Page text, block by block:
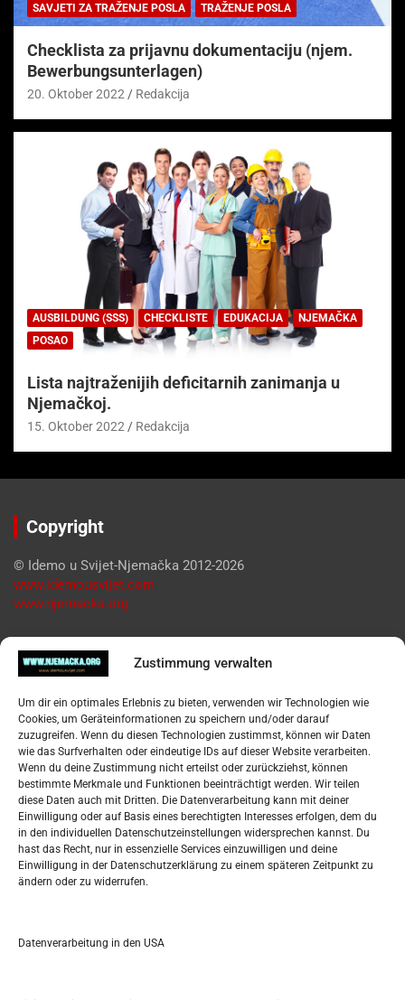
Zustimmung verwalten
Um dir ein optimales Erlebnis zu bieten, verwenden wir Technologien wie
Cookies, um Geräteinformationen zu speichern und/oder darauf
zuzugreifen. Wenn du diesen Technologien zustimmst, können wir Daten
wie das Surfverhalten oder eindeutige IDs auf dieser Website verarbeiten.
Wenn du deine Zustimmung nicht erteilst oder zurückziehst, können
bestimmte Merkmale und Funktionen beeinträchtigt werden. Wir teilen
diese Daten auch mit Dritten. Die Datenverarbeitung kann mit deiner
Einwilligung oder auf Basis eines berechtigten Interesses erfolgen, dem du
in den individuellen Datenschutzeinstellungen widersprechen kannst. Du
hast das Recht, nur in essenzielle Services einzuwilligen und deine
Einwilligung in der Datenschutzerklärung zu einem späteren Zeitpunkt zu
ändern oder zu widerrufen.
Datenverarbeitung in den USA
SAVJETI ZA TRAŽENJE POSLA
TRAŽENJE POSLA
Checklista za prijavnu dokumentaciju (njem.
Bewerbungsunterlagen)
20. Oktober 2022 Redakcija
AUSBILDUNG (SSS) CHECKLISTE EDUKACIJA
NJEMAČKA
POSAO
Lista najtraženijih deficitarnih zanimanja u
Njemačkoj.
15. Oktober 2022 Redakcija
Copyright
© Idemo u Svijet-Njemačka 2012-2026
www.idemousvijet.com
www.njemacka.org
Pregled
Datenschutzerklärung
Widerufsbelehrung
Oglašavanje / Postavite svoj oglas
Tko je “Idemo u Svijet – Njemačka?
Pretražite stranicu:
S